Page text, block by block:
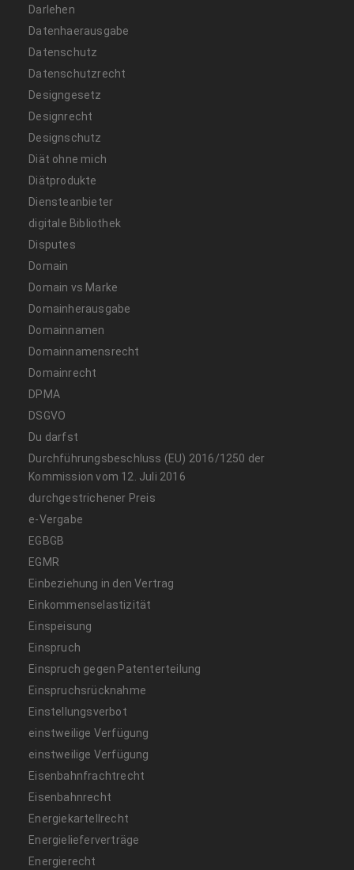
Darlehen
Datenhaerausgabe
Datenschutz
Datenschutzrecht
Designgesetz
Designrecht
Designschutz
Diät ohne mich
Diätprodukte
Diensteanbieter
digitale Bibliothek
Disputes
Domain
Domain vs Marke
Domainherausgabe
Domainnamen
Domainnamensrecht
Domainrecht
DPMA
DSGVO
Du darfst
Durchführungsbeschluss (EU) 2016/1250 der
Kommission vom 12. Juli 2016
durchgestrichener Preis
e-Vergabe
EGBGB
EGMR
Einbeziehung in den Vertrag
Einkommenselastizität
Einspeisung
Einspruch
Einspruch gegen Patenterteilung
Einspruchsrücknahme
Einstellungsverbot
einstweilige Verfügung
einstweilige Verfügung
Eisenbahnfrachtrecht
Eisenbahnrecht
Energiekartellrecht
Energielieferverträge
Energierecht